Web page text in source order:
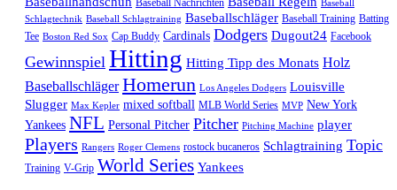
Baseball Nachrichten
Baseball
Schlagtechnik Baseball Schlagtraining Baseballschläger Baseball Training Batting
Tee Boston Red Sox Cap Buddy Cardinals Dodgers Dugout24 Facebook
Gewinnspiel Hitting Hitting Tipp des Monats Holz
Baseballschläger Homerun Los Angeles Dodgers Louisville
Slugger Max Kepler mixed softball MLB World Series MVP New York
Yankees NFL Personal Pitcher Pitcher Pitching Machine player
Players Rangers Roger Clemens rostock bucaneros Schlagtraining Topic
Training V-Grip World Series Yankees